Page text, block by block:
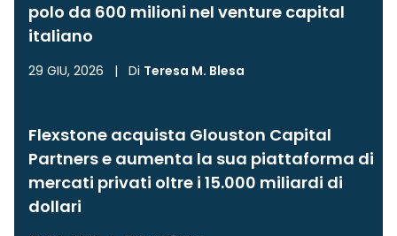
polo da 600 milioni nel venture capital
italiano
29 GIU, 2026 | Di Teresa M. Blesa
Flexstone acquista Glouston Capital
Partners e aumenta la sua piattaforma di
mercati privati oltre i 15.000 miliardi di
dollari